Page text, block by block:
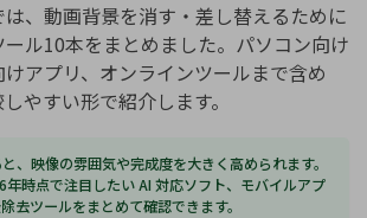
、動画背景を消す・差し替えるために
ル10本をまとめました。パソコン向け
アプリ、オンラインツールまで含め
やすい形で紹介します。
、映像の雰囲気や完成度を大きく高められます。
年時点で注目したい AI 対応ソフト、モバイルアプ
去ツールをまとめて確認できます。